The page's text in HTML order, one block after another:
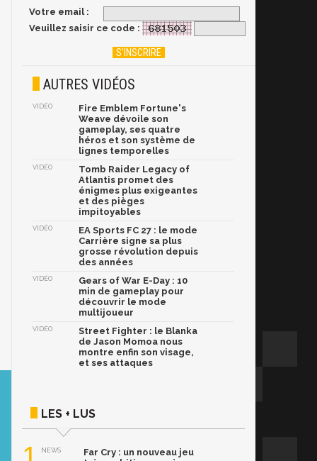
Votre email :
Veuillez saisir ce code :
AUTRES VIDÉOS
VIDÉO
Fire Emblem Fortune's
Weave dévoile son
gameplay, ses quatre
héros et son système de
lignes temporelles
VIDÉO
Tomb Raider Legacy of
Atlantis promet des
énigmes plus exigeantes
et des pièges
impitoyables
VIDÉO
EA Sports FC 27 : le mode
Carrière signe sa plus
grosse révolution depuis
des années
VIDÉO
Gears of War E-Day : 10
min de gameplay pour
découvrir le mode
multijoueur
VIDÉO
Street Fighter : le Blanka
de Jason Momoa nous
montre enfin son visage,
et ses attaques
LES + LUS
NEWS
Far Cry : un nouveau jeu